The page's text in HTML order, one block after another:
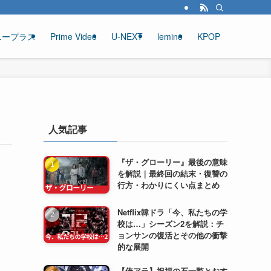
プラス Prime Video U-NEXT lemino KPOP
人気記事
『ザ・グローリー』最後の意味
を解説｜最終回の結末・復讐の
行方・わかりにくい点まとめ
Netflix韓ドラ「今、私たちの学
校は…」シーズン2を解説：チ
ョンサンの復活とその他の衝撃
的な展開